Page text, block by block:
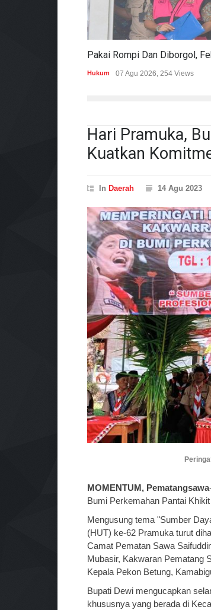
Hukum 07 Agu 2026, 254 Views
Hari Pramuka,
Kuatkan
In Daerah 14 Agu 2023
MOMENTUM, Pematangsawa
Bumi Perkemahan Pantai
Mengusung tema "Sumber
(HUT) ke-62 Pramuka turut
Camat Pematan Sawa
Mubasir, Kakwaran Pematang
Kepala Pekon Betung,
Bupati Dewi mengucapkan
khususnya yang berada di